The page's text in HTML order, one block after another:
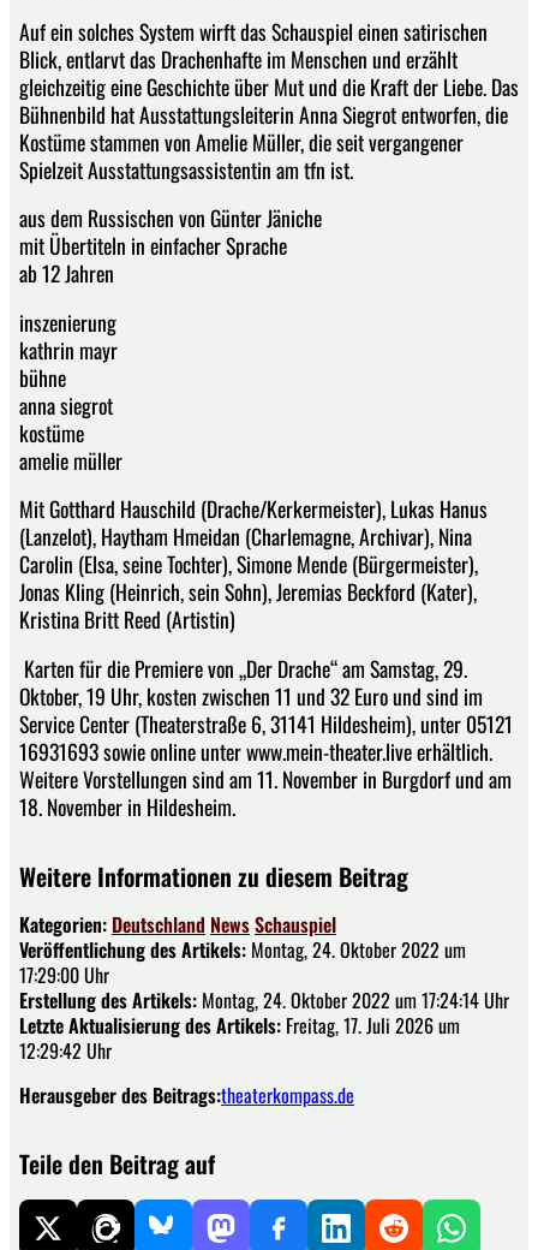
Auf ein solches System wirft das Schauspiel einen satirischen
Blick, entlarvt das Drachenhafte im Menschen und erzählt
gleichzeitig eine Geschichte über Mut und die Kraft der Liebe. Das
Bühnenbild hat Ausstattungsleiterin Anna Siegrot entworfen, die
Kostüme stammen von Amelie Müller, die seit vergangener
Spielzeit Ausstattungsassistentin am tfn ist.
aus dem Russischen von Günter Jäniche
mit Übertiteln in einfacher Sprache
ab 12 Jahren
inszenierung
kathrin mayr
bühne
anna siegrot
kostüme
amelie müller
Mit Gotthard Hauschild (Drache/Kerkermeister), Lukas Hanus
(Lanzelot), Haytham Hmeidan (Charlemagne, Archivar), Nina
Carolin (Elsa, seine Tochter), Simone Mende (Bürgermeister),
Jonas Kling (Heinrich, sein Sohn), Jeremias Beckford (Kater),
Kristina Britt Reed (Artistin)
Karten für die Premiere von „Der Drache“ am Samstag, 29.
Oktober, 19 Uhr, kosten zwischen 11 und 32 Euro und sind im
Service Center (Theaterstraße 6, 31141 Hildesheim), unter 05121
16931693 sowie online unter www.mein-theater.live erhältlich.
Weitere Vorstellungen sind am 11. November in Burgdorf und am
18. November in Hildesheim.
Weitere Informationen zu diesem Beitrag
Kategorien: Deutschland NewsSchauspiel
Veröffentlichung des Artikels: Montag, 24. Oktober 2022 um
17:29:00 Uhr
Erstellung des Artikels: Montag, 24. Oktober 2022 um 17:24:14 Uhr
Letzte Aktualisierung des Artikels: Freitag, 17. Juli 2026 um
12:29:42 Uhr
Herausgeber des Beitrags:theaterkompass.de
Teile den Beitrag auf